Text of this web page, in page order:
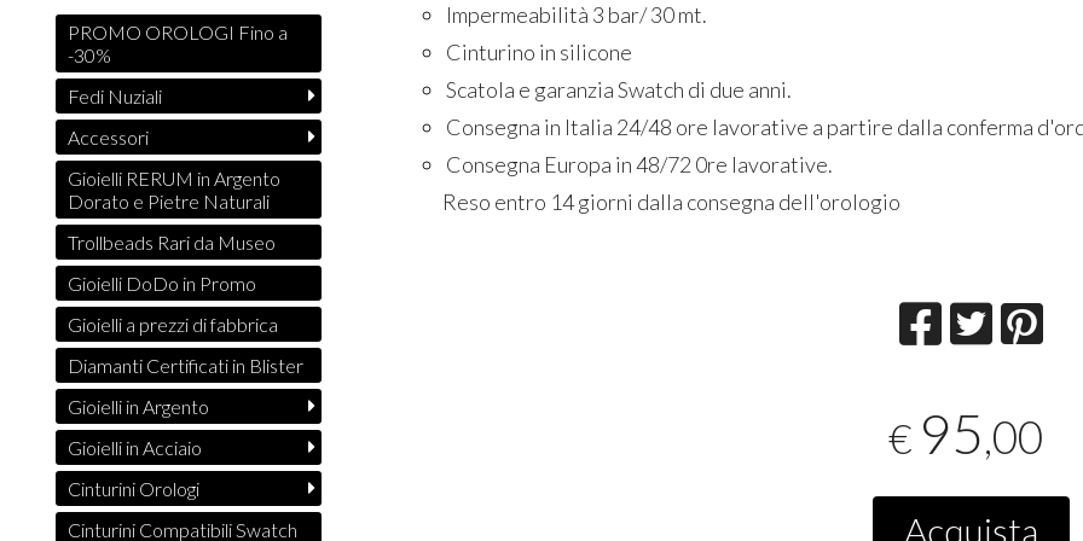
Impermeabilità 3 bar/ 30 mt.
Cinturino in silicone
Scatola e garanzia Swatch di due anni.
Consegna in Italia 24/48 ore lavorative a partire dalla conferma
Consegna Europa in 48/72 0re lavorative.
Reso entro 14 giorni dalla consegna dell'orologio
€ 95,00
Acquista
PROMO OROLOGI Fino a
-30%
Fedi Nuziali
Accessori
Gioielli RERUM in Argento
Dorato e Pietre Naturali
Trollbeads Rari da Museo
Gioielli DoDo in Promo
Gioielli a prezzi di fabbrica
Diamanti Certificati in Blister
Gioielli in Argento
Gioielli in Acciaio
Cinturini Orologi
Cinturini Compatibili Swatch